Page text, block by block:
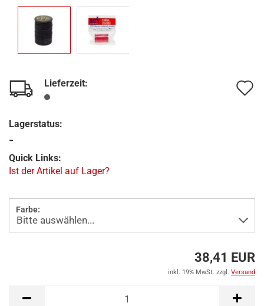
Lieferzeit:
Lagerstatus:
-
Quick Links:
Ist der Artikel auf Lager?
Farbe:
38,41 EUR
inkl. 19% MwSt. zzgl. Versand